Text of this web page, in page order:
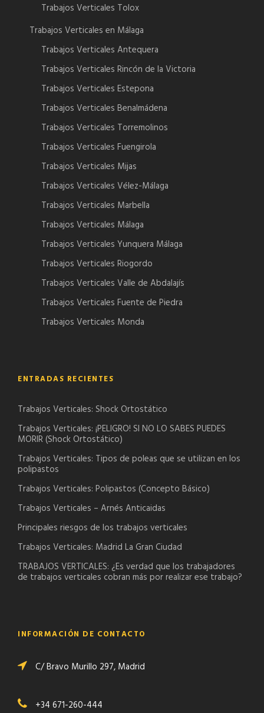
Trabajos Verticales Tolox
Trabajos Verticales en Málaga
Trabajos Verticales Antequera
Trabajos Verticales Rincón de la Victoria
Trabajos Verticales Estepona
Trabajos Verticales Benalmádena
Trabajos Verticales Torremolinos
Trabajos Verticales Fuengirola
Trabajos Verticales Mijas
Trabajos Verticales Vélez-Málaga
Trabajos Verticales Marbella
Trabajos Verticales Málaga
Trabajos Verticales Yunquera Málaga
Trabajos Verticales Riogordo
Trabajos Verticales Valle de Abdalajís
Trabajos Verticales Fuente de Piedra
Trabajos Verticales Monda
ENTRADAS RECIENTES
Trabajos Verticales: Shock Ortostático
Trabajos Verticales: ¡PELIGRO! SI NO LO SABES PUEDES
MORIR (Shock Ortostático)
Trabajos Verticales: Tipos de poleas que se utilizan en los
polipastos
Trabajos Verticales: Polipastos (Concepto Básico)
Trabajos Verticales – Arnés Anticaidas
Principales riesgos de los trabajos verticales
Trabajos Verticales: Madrid La Gran Ciudad
TRABAJOS VERTICALES: ¿Es verdad que los trabajadores
de trabajos verticales cobran más por realizar ese trabajo?
INFORMACIÓN DE CONTACTO
C/ Bravo Murillo 297, Madrid
+34 671-260-444